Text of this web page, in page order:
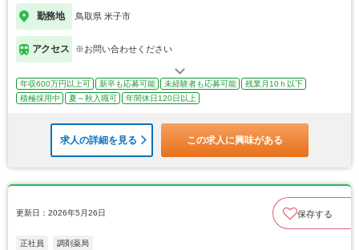
勤務地 鳥取県 米子市
アクセス ※お問い合わせください
年収600万円以上可 新卒も応募可能 未経験者も応募可能
残業月10ｈ以下
積極採用中
夏～秋入職可 年間休日120日以上
求人の詳細を見る この求人に興味がある
更新日：2026年5月26日 保存する
正社員 調剤薬局